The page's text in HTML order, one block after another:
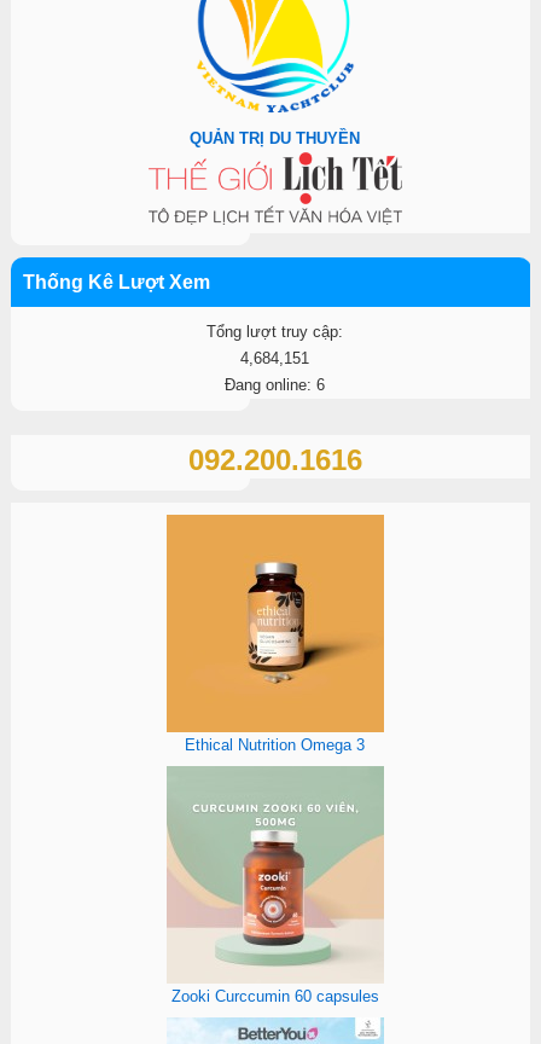
QUẢN TRỊ DU THUYỀN
Thống Kê Lượt Xem
Tổng lượt truy cập:
4,684,151
Đang online: 6
092.200.1616
Ethical Nutrition Omega 3
Zooki Curccumin 60 capsules